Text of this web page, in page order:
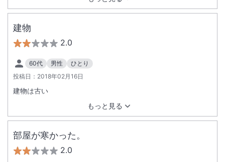
建物
2.0
60代 男性
ひとり
投稿日： 2018年02月16日
もっと見る
建物は古い
部屋が寒かった。
2.0